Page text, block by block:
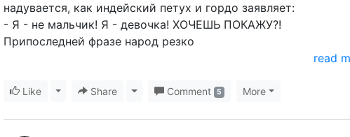
надувается, как индейский петух и гордо заявляет:
- Я - не мальчик! Я - девочка! ХОЧЕШЬ ПОКАЖУ?!
Припоследней фразе народ резко
read
Like Toggle Dropdown
Share Toggle Dropdown
Comment 5 More